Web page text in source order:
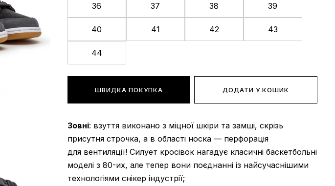
36 37 38 39
40 41 42 43
44
ШВИДКА ПОКУПКА ДОДАТИ У КОШИК
Зовні: взуття виконано з міцної шкіри та замші, скрізь
присутня строчка, а в області носка — перфорація
для вентиляції! Силует кросівок нагадує класичні баскетбольні
моделі з 80-их, але тепер вони поєднанні із найсучаснішими
технологіями снікер індустрії;